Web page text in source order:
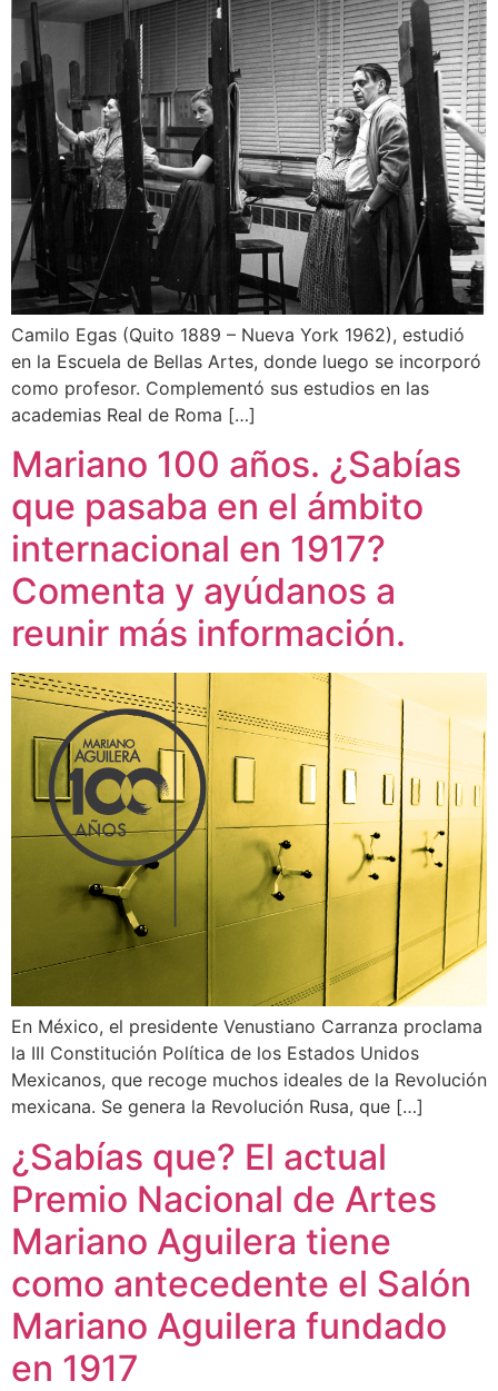
Camilo Egas (Quito 1889 – Nueva York 1962), estudió
en la Escuela de Bellas Artes, donde luego se incorporó
como profesor. Complementó sus estudios en las
academias Real de Roma […]
Mariano 100 años. ¿Sabías
que pasaba en el ámbito
internacional en 1917?
Comenta y ayúdanos a
reunir más información.
En México, el presidente Venustiano Carranza proclama
la III Constitución Política de los Estados Unidos
Mexicanos, que recoge muchos ideales de la Revolución
mexicana. Se genera la Revolución Rusa, que […]
¿Sabías que? El actual
Premio Nacional de Artes
Mariano Aguilera tiene
como antecedente el Salón
Mariano Aguilera fundado
en 1917